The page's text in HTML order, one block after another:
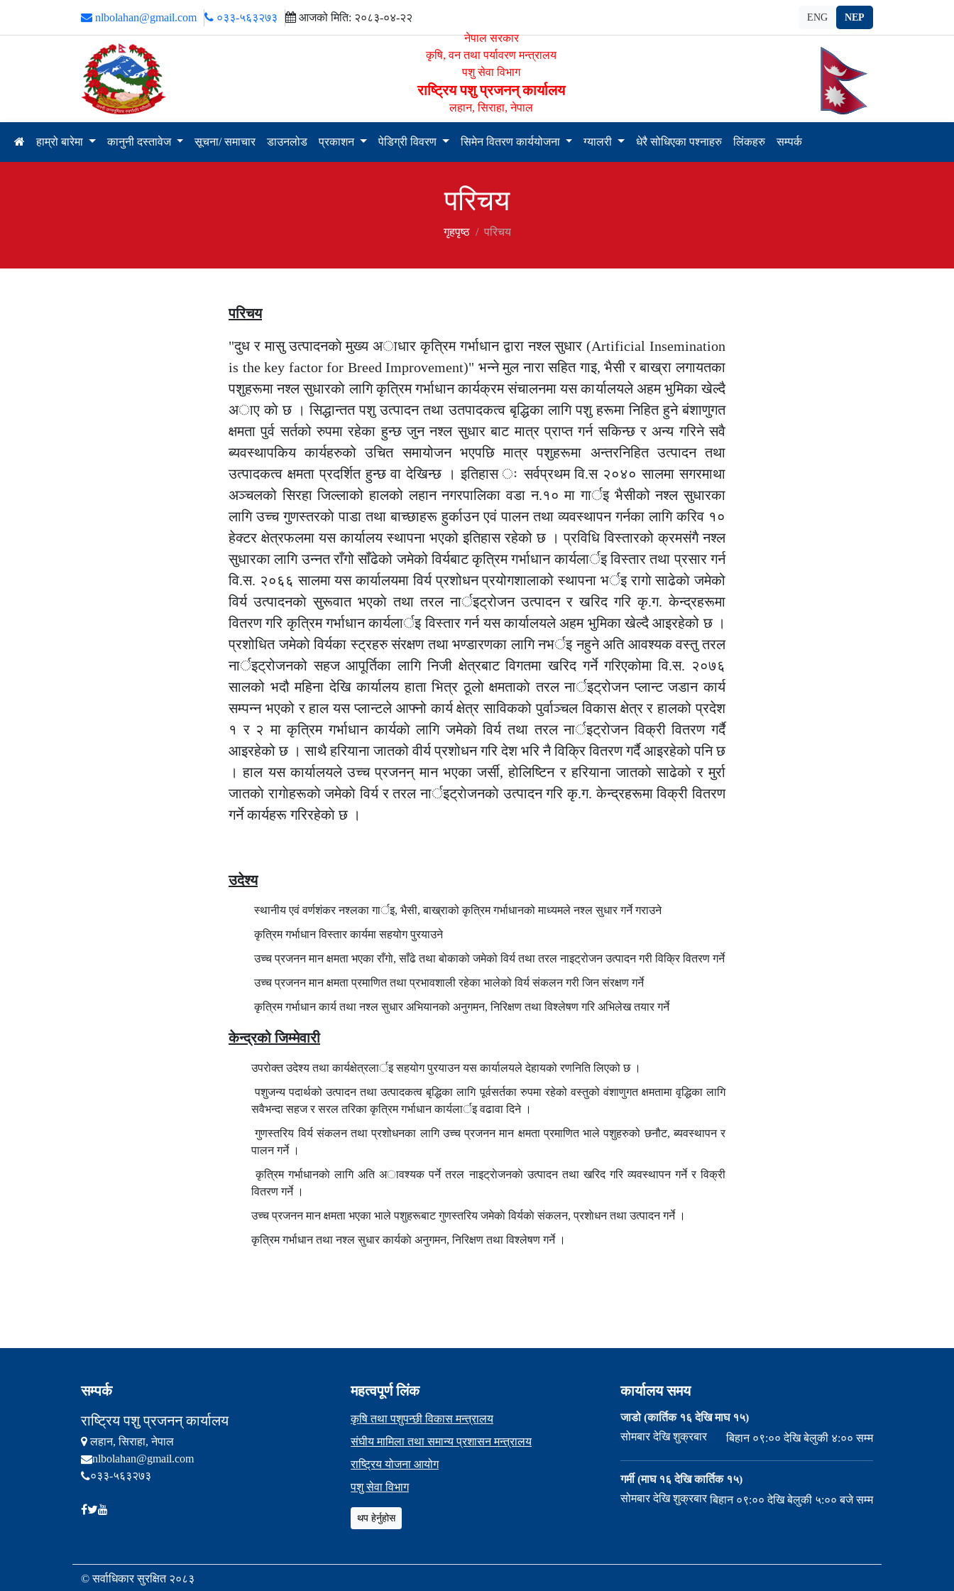
nlbolahan@gmail.com ०३३-५६३२७३ आजको मिति: २०८३-०४-२२ ENG NEP
नेपाल सरकार
कृषि, वन तथा पर्यावरण मन्त्रालय
पशु सेवा विभाग
राष्ट्रिय पशु प्रजनन् कार्यालय
लहान, सिराहा, नेपाल
हाम्रो बारेमा कानुनी दस्तावेज सूचना/ समाचार डाउनलोड प्रकाशन पेडिग्री विवरण सिमेन वितरण कार्ययोजना ग्यालरी धेरै सोधिएका पश्नाहरु लिंकहरु सम्पर्क
परिचय
गृहपृष्‍ठ परिचय
परिचय
"दुध र मासु उत्पादनकाे मुख्य अाधार कृत्रिम गर्भाधान द्वारा नश्ल सुधार (Artificial Insemination
is the key factor for Breed Improvement)" भन्ने मुल नारा सहित गाइ, भैसी र बाख्रा लगायतका
पशुहरूमा नश्ल सुधारकाे लागि कृत्रिम गर्भाधान कार्यक्रम संचालनमा यस कार्यालयले अहम भुमिका खेल्दै
अाए काे छ । सिद्धान्तत पशु उत्पादन तथा उतपादकत्व बृद्धिका लागि पशु हरूमा निहित हुने बंशाणुगत
क्षमता पुर्व सर्तको रुपमा रहेका हुन्छ जुन नश्ल सुधार बाट मात्र प्राप्त गर्न सकिन्छ र अन्य गरिने सवै
ब्यवस्थापकिय कार्यहरुको उचित समायोजन भएपछि मात्र पशुहरूमा अन्तरनिहित उत्पादन तथा
उत्पादकत्व क्षमता प्रदर्शित हुन्छ वा देखिन्छ । इतिहास ः सर्वप्रथम वि.स २०४० सालमा सगरमाथा
अञ्चलको सिरहा जिल्लाको हालको लहान नगरपालिका वडा न.१० मा गार्इ भैसीको नश्ल सुधारका
लागि उच्च गुणस्तरकाे पाडा तथा बाच्छाहरू हुर्काउन एवं पालन तथा व्यवस्थापन गर्नका लागि करिव १०
हेक्टर क्षेत्रफलमा यस कार्यालय स्थापना भएको इतिहास रहेको छ । प्रविधि विस्तारको क्रमसंगै नश्ल
सुधारका लागि उन्नत राँगो साँढेको जमेको विर्यबाट कृत्रिम गर्भाधान कार्यलार्इ विस्तार तथा प्रसार गर्न
वि.स. २०६६ सालमा यस कार्यालयमा विर्य प्रशोधन प्रयोगशालाको स्थापना भर्इ रागाे साढेकाे जमेको
विर्य उत्पादनकाे सुरूवात भएकाे तथा तरल नार्इट्रोजन उत्पादन र खरिद गरि कृ.ग. केन्द्रहरूमा
वितरण गरि कृत्रिम गर्भाधान कार्यलार्इ विस्तार गर्न यस कार्यालयले अहम भुमिका खेल्दै आइरहेको छ ।
प्रशोधित जमेकाे विर्यका स्ट्रहरु संरक्षण तथा भण्डारणका लागि नभर्इ नहुने अति आवश्यक वस्तु तरल
नार्इट्रोजनको सहज आपूर्तिका लागि निजी क्षेत्रबाट विगतमा खरिद गर्ने गरिएकोमा वि.स. २०७६
सालको भदौ महिना देखि कार्यालय हाता भित्र ठूलाे क्षमताकाे तरल नार्इट्रोजन प्लान्ट जडान कार्य
सम्पन्न भएको र हाल यस प्लान्टले आफ्नो कार्य क्षेत्र साविकको पुर्वाञ्चल विकास क्षेत्र र हालको प्रदेश
१ र २ मा कृत्रिम गर्भाधान कार्यकाे लागि जमेकाे विर्य तथा तरल नार्इट्रोजन विक्री वितरण गर्दै
आइरहेको छ । साथै हरियाना जातको वीर्य प्रशोधन गरि देश भरि नै विक्रि वितरण गर्दै आइरहेको पनि छ
। हाल यस कार्यालयले उच्च प्रजनन् मान भएका जर्सी, हाेलिष्टिन र हरियाना जातकाे साढेकाे र मुर्रा
जातकाे रागाेहरूकाे जमेकाे विर्य र तरल नार्इट्राेजनकाे उत्पादन गरि कृ.ग. केन्द्रहरूमा विक्री वितरण
गर्ने कार्यहरू गरिरहेकाे छ ।
उदेश्य
स्थानीय एवं वर्णशंकर नश्लका गार्इ, भैसी, बाख्राको कृत्रिम गर्भाधानको माध्यमले नश्ल सुधार गर्ने गराउने
कृत्रिम गर्भाधान विस्तार कार्यमा सहयोग पुरयाउने
उच्च प्रजनन मान क्षमता भएका राँगाे, साँढे तथा बोकाको जमेको विर्य तथा तरल नाइट्रोजन उत्पादन गरी विक्रि वितरण गर्ने
उच्च प्रजनन मान क्षमता प्रमाणित तथा प्रभावशाली रहेका भालेको विर्य संकलन गरी जिन संरक्षण गर्ने
कृत्रिम गर्भाधान कार्य तथा नश्ल सुधार अभियानको अनुगमन, निरिक्षण तथा विश्लेषण गरि अभिलेख तयार गर्ने
केन्द्रको जिम्मेवारी
उपरोक्त उदेश्य तथा कार्यक्षेत्रलार्इ सहयोग पुरयाउन यस कार्यालयले देहायको रणनिति लिएको छ ।
पशुजन्य पदार्थको उत्पादन तथा उत्पादकत्व बृद्धिका लागि पूर्वसर्तका रुपमा रहेको वस्तुको वंशाणुगत क्षमतामा वृद्धिका लागि
सवैभन्दा सहज र सरल तरिका कृत्रिम गर्भाधान कार्यलार्इ वढावा दिने ।
गुणस्तरिय विर्य संकलन तथा प्रशोधनका लागि उच्च प्रजनन मान क्षमता प्रमाणित भाले पशुहरुको छनौट, ब्यवस्थापन र
पालन गर्ने ।
कृत्रिम गर्भाधानकाे लागि अति अावश्यक पर्ने तरल नाइट्राेजनकाे उत्पादन तथा खरिद गरि व्यवस्थापन गर्ने र विक्री
वितरण गर्ने ।
उच्च प्रजनन मान क्षमता भएका भाले पशुहरूबाट गुणस्तरिय जमेकाे विर्यकाे संकलन, प्रशाेधन तथा उत्पादन गर्ने ।
कृत्रिम गर्भाधान तथा नश्ल सुधार कार्यकाे अनुगमन, निरिक्षण तथा विश्लेषण गर्ने ।
सम्पर्क
राष्ट्रिय पशु प्रजनन् कार्यालय
लहान, सिराहा, नेपाल
nlbolahan@gmail.com
०३३-५६३२७३
महत्वपूर्ण लिंक
कृषि तथा पशुपन्छी विकास मन्त्रालय
संघीय मामिला तथा समान्य प्रशासन मन्त्रालय
राष्ट्रिय योजना आयोग
पशु सेवा विभाग
थप हेर्नुहोस
कार्यालय समय
जाडो (कार्तिक १६ देखि माघ १५)
सोमबार देखि शुक्रबार
बिहान ०९:०० देखि बेलुकी ४:०० सम्म
गर्मी (माघ १६ देखि कार्तिक १५)
सोमबार देखि शुक्रबार बिहान ०९:०० देखि बेलुकी ५:०० बजे सम्म
© सर्वाधिकार सुरक्षित २०८३